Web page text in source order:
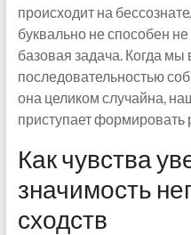
происходит на
буквально не способен не
базовая задача. Когда мы
последовательностью
она целиком случайна,
приступает
Как чувства
значимость
сходств